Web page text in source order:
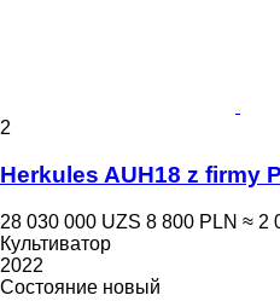
2
Herkules AUH18 z firmy
28 030 000 UZS 8 800 PLN ≈ 2
Культиватор
2022
Состояние новый